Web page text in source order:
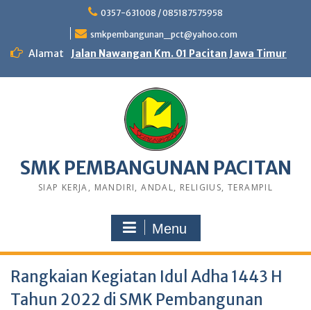
0357-631008 / 085187575958
smkpembangunan_pct@yahoo.com
Alamat Jalan Nawangan Km. 01 Pacitan Jawa Timur
SMK PEMBANGUNAN PACITAN
SIAP KERJA, MANDIRI, ANDAL, RELIGIUS, TERAMPIL
Menu
Rangkaian Kegiatan Idul Adha 1443 H
Tahun 2022 di SMK Pembangunan